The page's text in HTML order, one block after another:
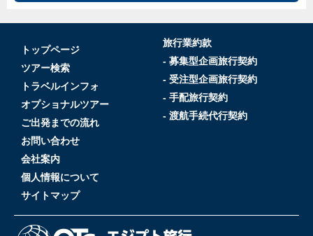
トップページ
ツアー検索
トラベルインフォ
オプショナルツアー
ご出発までの流れ
お問い合わせ
会社案内
個人情報について
サイトマップ
旅行業約款
- 募集型企画旅行契約
- 受注型企画旅行契約
- 手配旅行契約
- 渡航手続代行契約